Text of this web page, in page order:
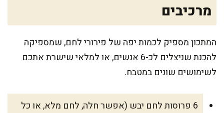
מרכיבים
המתכון מספיק לכמות יפה של פירורי לחם, שמספיקה
להכנת שניצלים לכ-6 אנשים, או למלאי שישרת אתכם
לשימושים שונים במטבח.
6 פרוסות לחם יבש (אפשר חלה, לחם מלא, או כל